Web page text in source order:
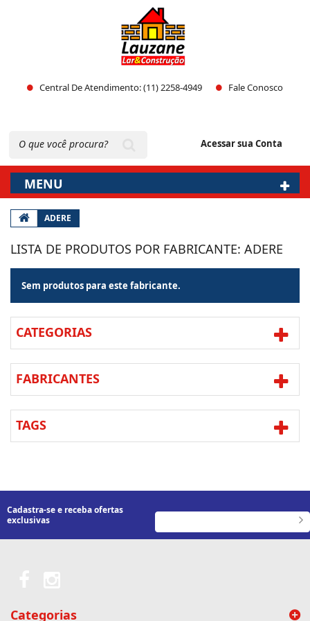
Central De Atendimento: (11) 2258-4949 Fale Conosco
Acessar sua Conta
MENU
ADERE
LISTA DE PRODUTOS POR FABRICANTE: ADERE
Sem produtos para este fabricante.
CATEGORIAS
FABRICANTES
TAGS
Cadastra-se e receba ofertas
exclusivas
Categorias